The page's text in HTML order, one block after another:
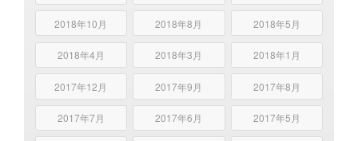
2018年10月 2018年8月 2018年5月
2018年4月 2018年3月 2018年1月
2017年12月 2017年9月 2017年8月
2017年7月 2017年6月 2017年5月